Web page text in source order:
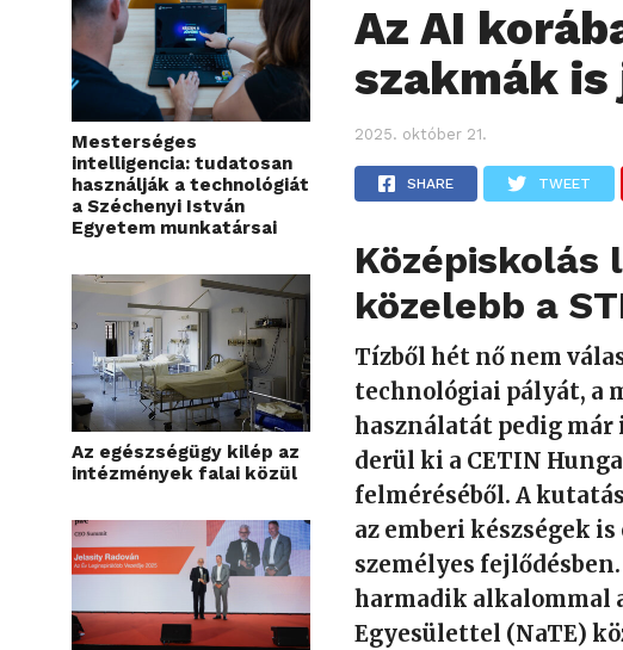
Mesterséges
intelligencia: tudatosan
használják a technológiát
a Széchenyi István
Egyetem munkatársai
Az egészségügy kilép az
intézmények falai közül
Az AI
szakmák
2025. október 21.
SHARE TWEET
közelebb a
Tízből hét nő nem
technológiai pályát, a
használatát pedig
derül ki a CETIN
felméréséből. A
az emberi készségek
személyes
harmadik alkalommal
Egyesülettel (NaTE)